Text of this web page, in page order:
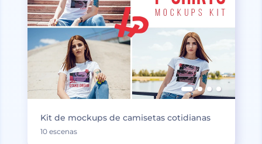
Kit de mockups de camisetas cotidianas
10 escenas